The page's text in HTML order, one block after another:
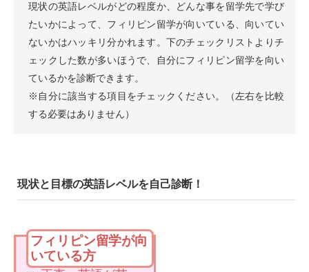
現状の英語レベルがどの程度か、どんな事を留学先で学び
たいかによって、フィリピン留学が向いている、向いてい
ないかはハッキリ分かれます。下のチェックリストよりチ
ェックした数が多いほうで、自分にフィリピン留学を向い
ているかを診断できます。
※自分に該当する項目をチェックください。（左右を比較
する必要はありません）
現状と目標の英語レベルを自己診断！
フィリピン留学が向
いている方